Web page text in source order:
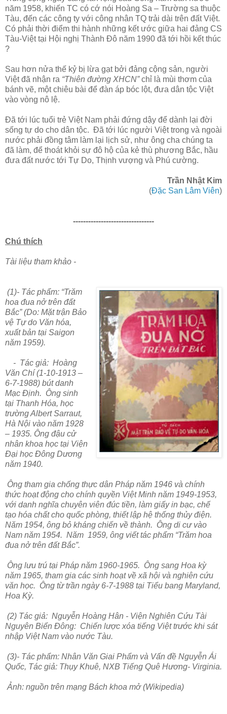
năm 1958, khiến TC có cớ nói Hoàng Sa – Trường sa thuộc
Tàu, đến các công ty với công nhân TQ trải dài trên đất Việt.
Có phải thời điểm thi hành những kết ước giữa hai đảng CS
Tàu-Việt tại Hội nghị Thành Đô năm 1990 đã tới hồi kết thúc
?
Sau hơn nửa thế kỷ bị lừa gạt bởi đảng cộng sản, người
Việt đã nhận ra “Thiên đường XHCN”chỉ là mùi thơm của
bánh vẽ, một chiêu bài để đàn áp bóc lột, đưa dân tộc Việt
vào vòng nô lệ.
Đã tới lúc tuổi trẻ Việt Nam phải đứng dậy để dành lại đời
sống tự do cho dân tộc. Đã tới lúc người Việt trong và ngoài
nước phải đồng tâm làm lại lịch sử, như ông cha chúng ta
đã làm, để thoát khỏi sự đô hộ của kẻ thù phương Bắc, hầu
đưa đất nước tới Tự Do, Thịnh vượng và Phú cường.
Trần Nhật Kim
(Đặc San Lâm Viên)
--------------------------------
Chú thích
Tài liệu tham khảo -
(1)- Tác phẩm: “Trăm
hoa đua nở trên đất
Bắc” (Do: Mặt trận Bảo
vệ Tự do Văn hóa,
xuất bản tại Saigon
năm 1959).
- Tác giả: Hoàng
Văn Chí (1-10-1913 –
6-7-1988) bút danh
Mạc Định. Ông sinh
tại Thanh Hóa, học
trường Albert Sarraut,
Hà Nội vào năm 1928
– 1935. Ông đậu cử
nhân khoa học tại Viện
Đại học Đông Dương
năm 1940.
Ông tham gia chống thực dân Pháp năm 1946 và chính
thức hoạt động cho chính quyền Việt Minh năm 1949-1953,
với danh nghĩa chuyên viên đúc tiền, làm giấy in bạc, chế
tạo hóa chất cho quốc phòng, thiết lập hệ thống thủy điện.
Năm 1954, ông bỏ kháng chiến về thành. Ông di cư vào
Nam năm 1954. Năm 1959, ông viết tác phẩm “Trăm hoa
đua nở trên đất Bắc”.
Ông lưu trú tại Pháp năm 1960-1965. Ông sang Hoa kỳ
năm 1965, tham gia các sinh hoạt về xã hội và nghiên cứu
văn học. Ông từ trần ngày 6-7-1988 tại Tiểu bang Maryland,
Hoa Kỳ.
(2) Tác giả: Nguyễn Hoàng Hân - Viện Nghiên Cứu Tài
Nguyên Biển Đông: Chiến lược xóa tiếng Việt trước khi sát
nhập Việt Nam vào nước Tàu.
(3)- Tác phẩm: Nhân Văn Giai Phẩm và Vấn đề Nguyễn Ái
Quốc, Tác giả: Thụy Khuê, NXB Tiếng Quê Hương- Virginia.
Ảnh: nguồn trên mạng Bách khoa mở (Wikipedia)